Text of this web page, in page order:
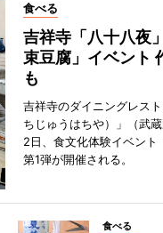
食べる
吉祥寺「八十八夜
束豆腐」イベント
も
吉祥寺のダイニングレス
ちじゅうはちや）」（武
2日、食文化体験イベント
第1弾が開催される。
食べる